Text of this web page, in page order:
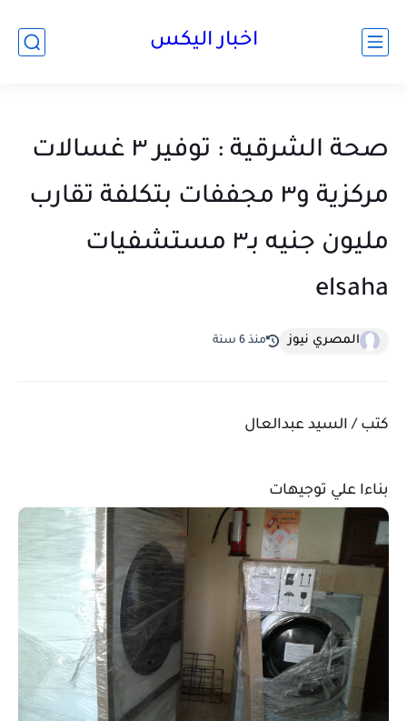
اخبار اليكس
صحة الشرقية : توفير ٣ غسالات
مركزية و٣ مجففات بتكلفة تقارب
مليون جنيه بـ٣ مستشفيات
elsaha
المصري نيوز منذ 6 سنة
كتب / السيد عبدالعال
بناءا علي توجيهات